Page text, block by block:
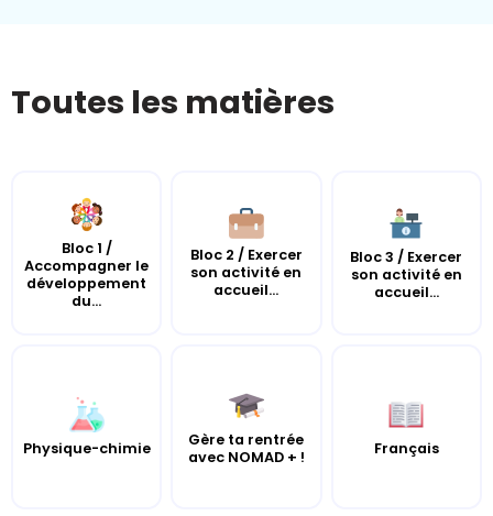
Toutes les matières
Bloc 1 /
Accompagner le
développement
du...
Bloc 2 / Exercer
son activité en
accueil...
Bloc 3 / Exercer
son activité en
accueil...
Physique-chimie
Gère ta rentrée
avec NOMAD + !
Français